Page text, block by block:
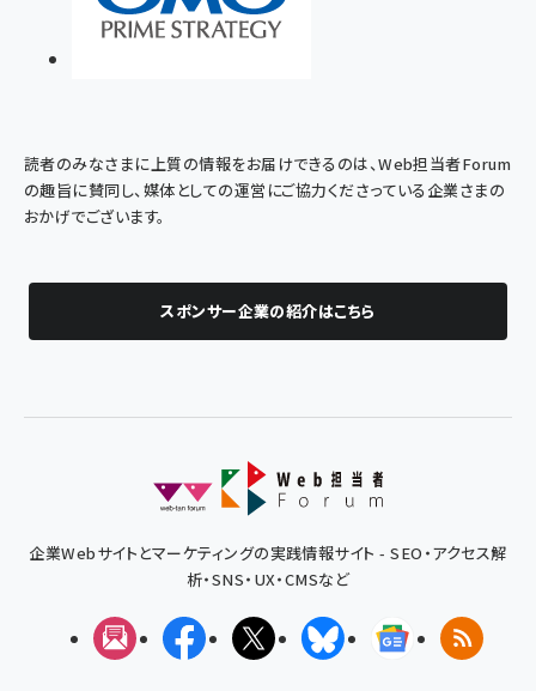
読者のみなさまに上質の情報をお届けできるのは、Web担当者Forum
の趣旨に賛同し、媒体としての運営にご協力くださっている企業さまの
おかげでございます。
スポンサー企業の紹介はこちら
企業Webサイトとマーケティングの実践情報サイト - SEO・アクセス解
析・SNS・UX・CMSなど
メルマガFacebookX(エックス)BlueskyGoogleニュ
RSS